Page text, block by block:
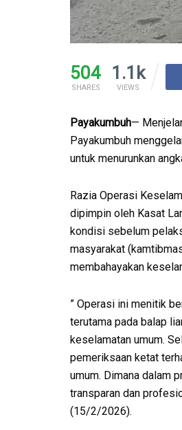
504
SHARES
1.1k
VIEWS
Payakumbuh—
Payakumbuh
untuk menurunkan
Razia Operasi
dipimpin oleh Kasat
kondisi sebelum
masyarakat
membahayakan
” Operasi ini menitik
terutama pada balap
keselamatan umum.
pemeriksaan ketat
umum. Dimana dalam
transparan dan
(15/2/2026).